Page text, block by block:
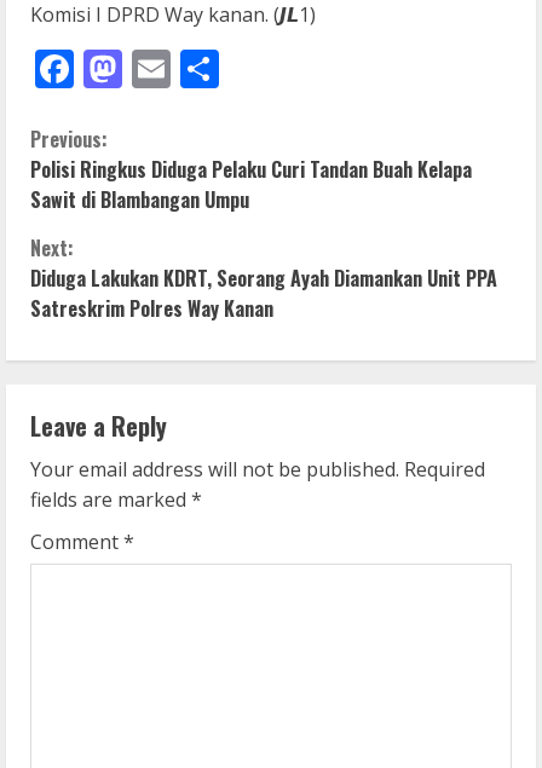
Komisi I DPRD Way kanan. (𝙅𝙇1)
Facebook
Mastodon
Email
C
o
n
t
i
n
u
e
R
Previous:
Polisi Ringkus Diduga Pelaku Curi Tandan Buah Kelapa
Sawit di Blambangan Umpu
Next:
Diduga Lakukan KDRT, Seorang Ayah Diamankan Unit PPA
Satreskrim Polres Way Kanan
Leave a Reply
Your email address will not be published. Required
fields are marked *
Comment*